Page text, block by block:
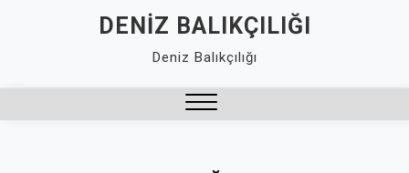
DENIZ BALIKÇILIĞI
Deniz Balıkçılığı